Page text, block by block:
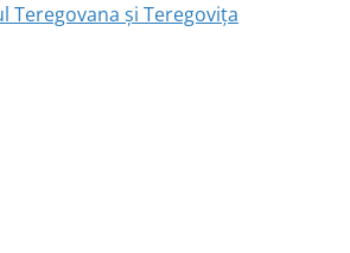
Teregovana și Teregovița